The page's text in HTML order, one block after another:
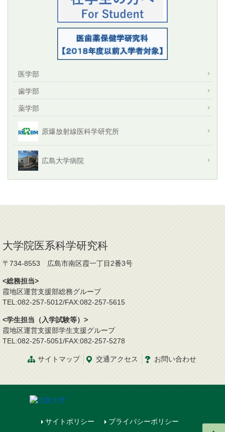
医学部
歯学部
薬学部
原爆放射線医科学研究所
広島大学病院
大学院医系科学研究科
〒734-8553 広島市南区霞一丁目2番3号
<総務担当>
霞地区運営支援部総務グループ
TEL:082-257-5012/FAX:082-257-5615
<学生担当（入学試験等）>
霞地区運営支援部学生支援グループ
TEL:082-257-5051/FAX:082-257-5278
サイトマップ 交通アクセス お問い合わせ
サイトポリシー プライバシーポリシー